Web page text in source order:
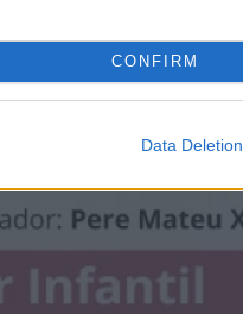
CONFIRM
Data Deletion